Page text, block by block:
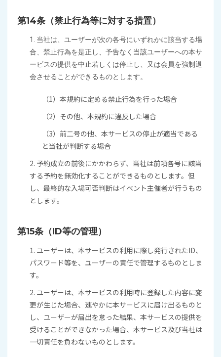
第14条（禁止行為等に対する措置）
1. 当社は、ユーザーが次の各号にいずれかに該当する場
合、禁止行為を是正し、予告なく当該ユーザーへの本サ
ービスの提供を中止若しくは停止し、又は会員を強制退
会させることができるものとします。
（1）本規約に定める禁止行為を行った場合
（2）その他、本規約に違反した場合
（3）前二号の他、本サービスの停止が適当である
と当社が判断する場合
2. 予約成立の前後にかかわらず、当社は前項各号に該当
する予約を無効化することができるものとします。但
し、最終的な入場可否判断はイベント主催者が行うもの
とします。
第15条（ID等の管理）
1. ユーザーは、本サービスの利用に際し発行されたID、
パスワード等を、ユーザーの責任で管理するものとしま
す。
2. ユーザーは、本サービスの利用時に登録した内容に変
更が生じた場合、速やかに本サービスに届け出るものと
し、ユーザーが届出を怠った結果、本サービスの提供を
受けることができなかった場合、本サービス及び当社は
一切責任を負わないものとします。